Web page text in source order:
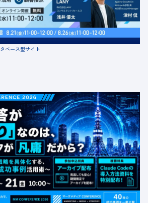
ベース型サイト
08.18 火 10:00 -
08.21 金 16:00
ス】AIの回答が「ありきたり」なの
が凡庸だから？ 〜AIを覚醒させて下
る、最前線40社の成功事例活用術〜